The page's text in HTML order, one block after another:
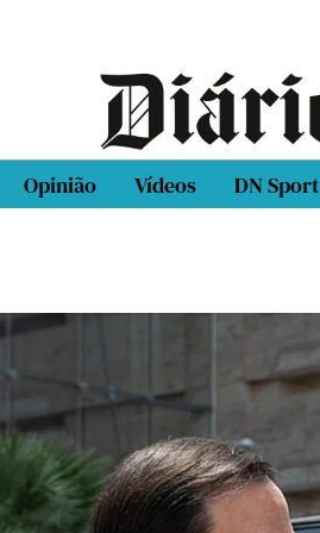
Opinião Vídeos DN Sport